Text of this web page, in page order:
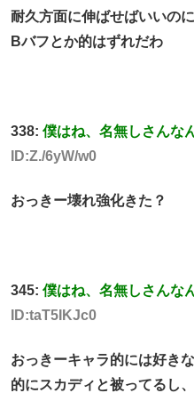
耐久方面に伸ばせばいいの
Bバフとか的はずれだわ
338: 僕はね、名無しさんな
ID:Z./6yW/w0
おっきー壊れ強化きた？
345: 僕はね、名無しさんな
ID:taT5IKJc0
おっきーキャラ的には好き
的にスカディと被ってるし